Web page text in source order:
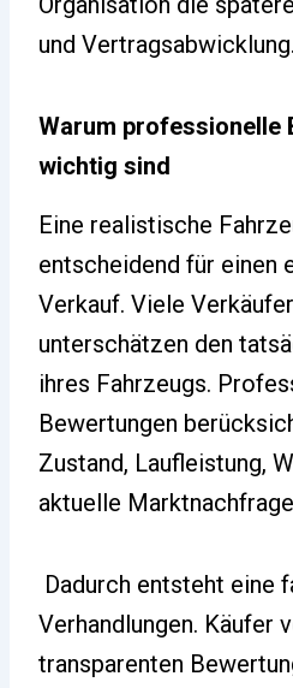
und Vertragsabwicklung.
Warum professionelle
wichtig sind
Eine realistische
entscheidend für einen
Verkauf. Viele
unterschätzen den
ihres Fahrzeugs.
Bewertungen
Zustand, Laufleistung,
aktuelle
Dadurch entsteht eine
Verhandlungen. Käufer
transparenten